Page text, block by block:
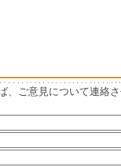
、ご意見について連絡